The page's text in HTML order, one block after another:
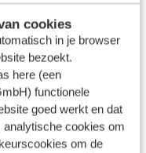
cookies
in je browser
bezoekt.
here (een
functionele
goed werkt en dat
analytische cookies om
om de
op de
zijn ongerepte
tradities. Of je nu
pool of een landelijk